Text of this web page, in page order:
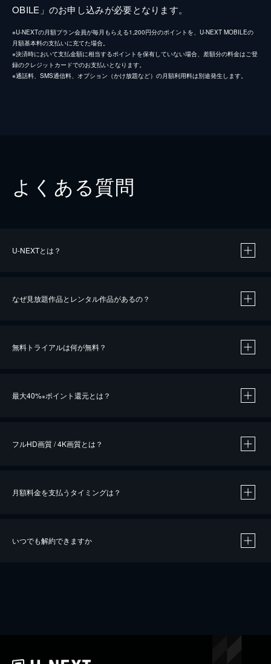
OBILE」のお申し込みが必要となります。
※U-NEXTの月額プラン会員が毎月もらえる1,200円分のポイントを、U-NEXT MOBILEの
月額基本料の支払いに充てた場合。
※決済時において支払金額に相当するポイントを保有していない場合、差額分の料金はご登
録のクレジットカードでのお支払いとなります。
※通話料、SMS通信料、オプション（かけ放題など）の月額利用料は別途発生します。
よくある質問
U-NEXTとは？
なぜ見放題作品とレンタル作品があるの？
無料トライアルは何が無料？
最大40%※ポイント還元とは？
※40％ポイント還元の対象は、クレジットカード決済による作品の購入 / レンタルです。
iOSアプリのUコイン決済による作品の購入 / レンタルは、20％のポイント還元です。
フルHD画質 / 4K画質とは？
月額料金を支払うタイミングは？
いつでも解約できますか